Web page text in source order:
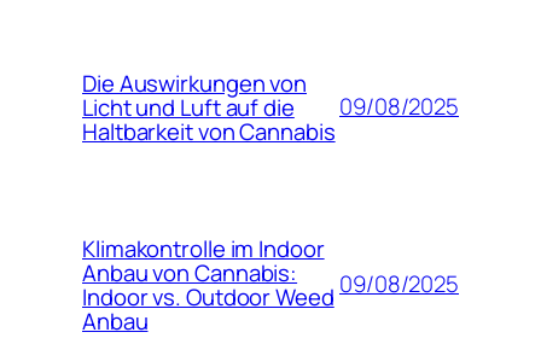
Die Auswirkungen von
Licht und Luft auf die
Haltbarkeit von Cannabis
09/08/2025
Klimakontrolle im Indoor
Anbau von Cannabis:
Indoor vs. Outdoor Weed
Anbau
09/08/2025